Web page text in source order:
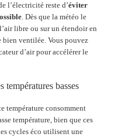
l’électricité reste d’éviter
. Dès que la météo le
libre ou sur un étendoir en
ventilée. Vous pouvez
d’air pour accélérer le
températures basses
température consomment
température, bien que ces
cycles éco utilisent une